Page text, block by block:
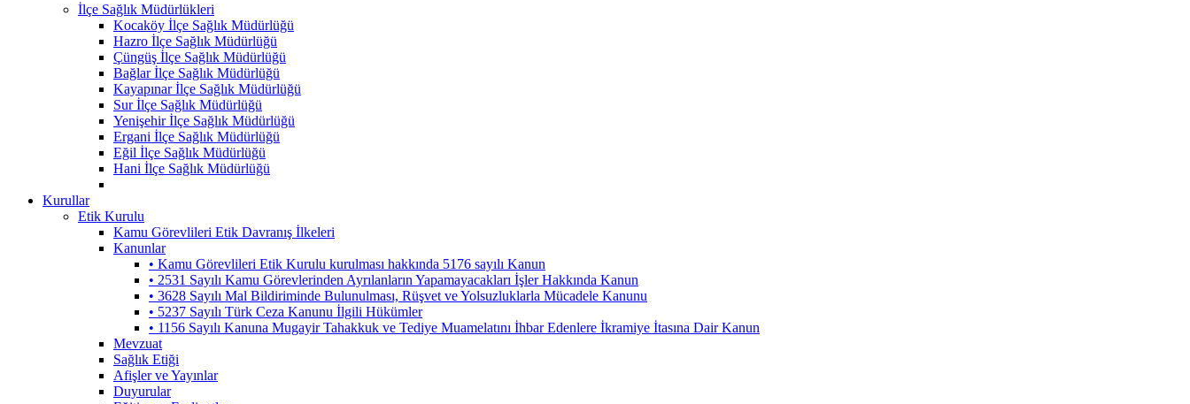
İlçe Sağlık Müdürlükleri
Kocaköy İlçe Sağlık Müdürlüğü
Hazro İlçe Sağlık Müdürlüğü
Çüngüş İlçe Sağlık Müdürlüğü
Bağlar İlçe Sağlık Müdürlüğü
Kayapınar İlçe Sağlık Müdürlüğü
Sur İlçe Sağlık Müdürlüğü
Yenişehir İlçe Sağlık Müdürlüğü
Ergani İlçe Sağlık Müdürlüğü
Eğil İlçe Sağlık Müdürlüğü
Hani İlçe Sağlık Müdürlüğü
Kurullar
Etik Kurulu
Kamu Görevlileri Etik Davranış İlkeleri
Kanunlar
• Kamu Görevlileri Etik Kurulu kurulması hakkında 5176 sayılı Kanun
• 2531 Sayılı Kamu Görevlerinden Ayrılanların Yapamayacakları İşler Hakkında Kanun
• 3628 Sayılı Mal Bildiriminde Bulunulması, Rüşvet ve Yolsuzluklarla Mücadele Kanunu
• 5237 Sayılı Türk Ceza Kanunu İlgili Hükümler
• 1156 Sayılı Kanuna Mugayir Tahakkuk ve Tediye Muamelatını İhbar Edenlere İkramiye İtasına Dair Kanun
Mevzuat
Sağlık Etiği
Afişler ve Yayınlar
Duyurular